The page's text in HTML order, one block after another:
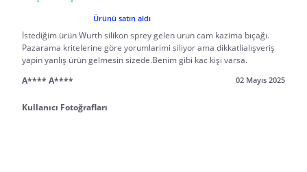
Ürünü satın aldı
İstediğim ürün Wurth silikon sprey gelen urun cam kazima bıçağı.
Pazarama kritelerine göre yorumlarimi siliyor ama dikkatlialışveriş
yapin yanlış ürün gelmesin sizede.Benim gibi kac kişi varsa.
A**** A****
02 Mayıs 2025
Kullanıcı Fotoğrafları